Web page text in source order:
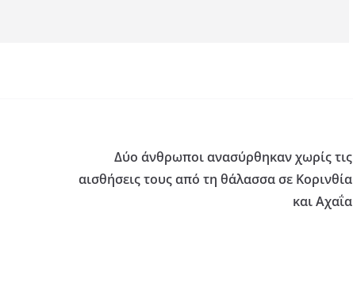
Δύο άνθρωποι ανασύρθηκαν χωρίς τις
αισθήσεις τους από τη θάλασσα σε Κορινθία
και Αχαΐα